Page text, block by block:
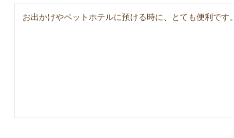
お出かけやペットホテルに預ける時に、とても便利です。